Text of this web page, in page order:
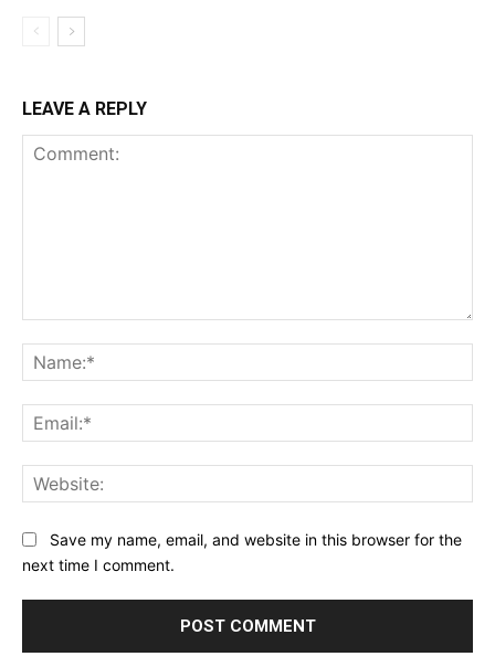
LEAVE A REPLY
Save my name, email, and website in this browser for the
next time I comment.